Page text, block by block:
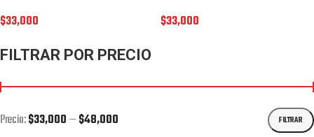
FILTRAR POR PRECIO
FILTRAR
Precio:$33,000—$48,000
$33,000 $33,000